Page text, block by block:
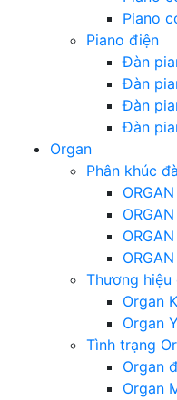
Piano
Piano điện
Đàn
Đàn
Đàn
Đàn
Organ
Phân khúc
Thương hiệu
Organ
Organ
Tình trạng
Organ
Organ